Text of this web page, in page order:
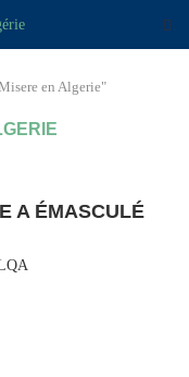
en Algerie"
A ÉMASCULÉ